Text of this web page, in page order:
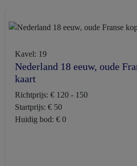
Kavel: 19
Nederland 18 eeuw, oude
kaart
Richtprijs: € 120 - 150
Startprijs: € 50
Huidig bod: € 0